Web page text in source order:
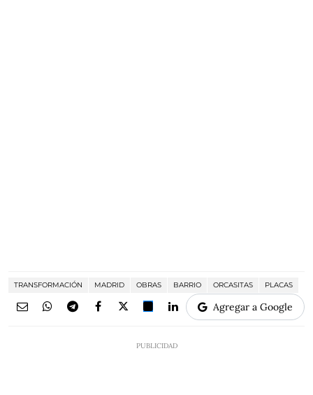
TRANSFORMACIÓN MADRID OBRAS BARRIO ORCASITAS PLACAS
Agregar a Google